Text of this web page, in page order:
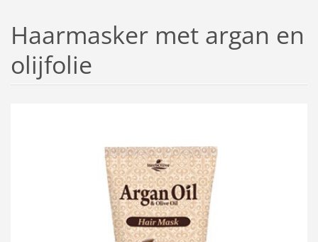
Haarmasker met argan en
olijfolie